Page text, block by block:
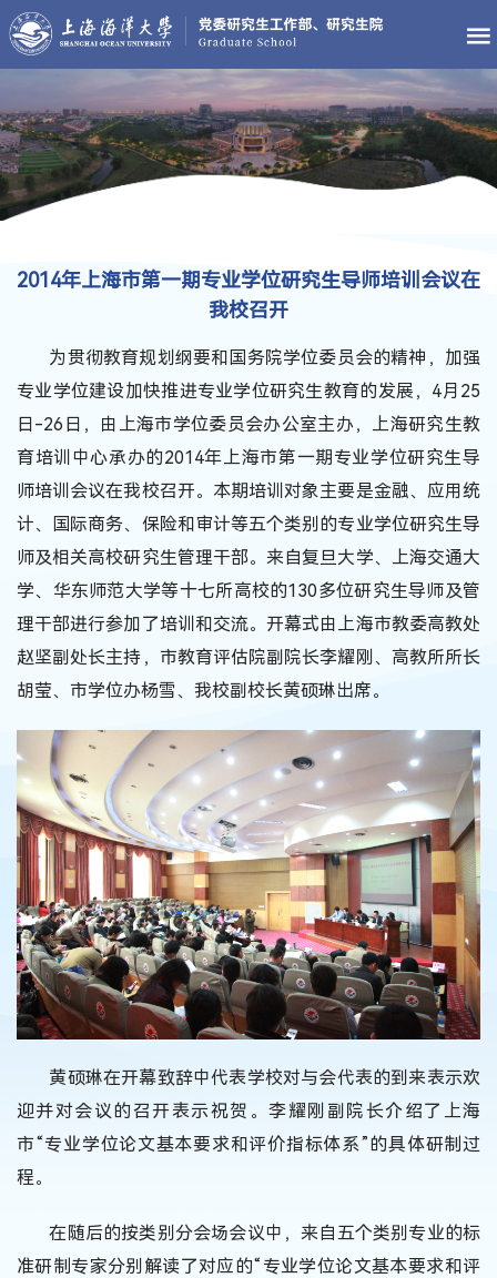
2014年上海市第一期专业学位研究生导师培训会议在
我校召开
为贯彻教育规划纲要和国务院学位委员会的精神，加强
专业学位建设加快推进专业学位研究生教育的发展，4月25
日-26日，由上海市学位委员会办公室主办，上海研究生教
育培训中心承办的2014年上海市第一期专业学位研究生导
师培训会议在我校召开。本期培训对象主要是金融、应用统
计、国际商务、保险和审计等五个类别的专业学位研究生导
师及相关高校研究生管理干部。来自复旦大学、上海交通大
学、华东师范大学等十七所高校的130多位研究生导师及管
理干部进行参加了培训和交流。开幕式由上海市教委高教处
赵坚副处长主持，市教育评估院副院长李耀刚、高教所所长
胡莹、市学位办杨雪、我校副校长黄硕琳出席。
黄硕琳在开幕致辞中代表学校对与会代表的到来表示欢
迎并对会议的召开表示祝贺。李耀刚副院长介绍了上海
市“专业学位论文基本要求和评价指标体系”的具体研制过
程。
在随后的按类别分会场会议中，来自五个类别专业的标
准研制专家分别解读了对应的“专业学位论文基本要求和评